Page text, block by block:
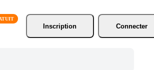
Inscription
Connecter